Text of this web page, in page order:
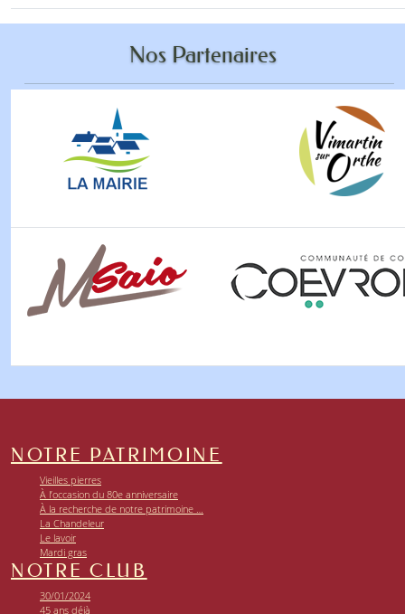
Nos Partenaires
NOTRE PATRIMOINE
Vieilles pierres
À l’occasion du 80e anniversaire
À la recherche de notre patrimoine …
La Chandeleur
Le lavoir
Mardi gras
NOTRE CLUB
30/01/2024
45 ans déjà